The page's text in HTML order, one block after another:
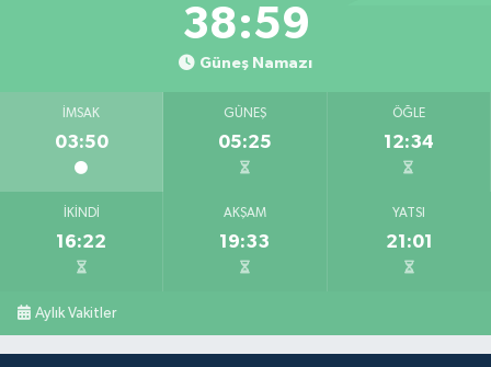
38:58
Güneş Namazı
İMSAK
03:50
GÜNEŞ
05:25
ÖĞLE
12:34
İKINDI
16:22
AKŞAM
19:33
YATSI
21:01
Aylık Vakitler